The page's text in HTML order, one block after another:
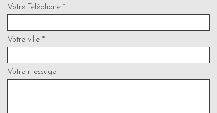
Votre Téléphone *
Votre ville *
Votre message